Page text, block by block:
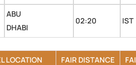
ABU
DHABI
02:20 IST
LOCATION FAIR DISTANCE